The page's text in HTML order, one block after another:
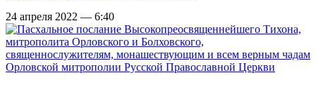
24 апреля 2022 — 6:40